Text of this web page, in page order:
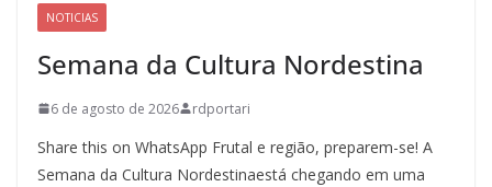
NOTICIAS
Semana da Cultura Nordestina
6 de agosto de 2026 rdportari
Share this on WhatsApp Frutal e região, preparem-se! A
Semana da Cultura Nordestinaestá chegando em uma